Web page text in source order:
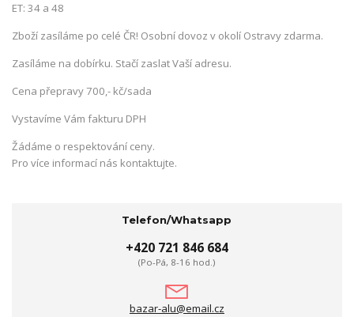
ET: 34 a 48
Zboží zasíláme po celé ČR! Osobní dovoz v okolí Ostravy zdarma.
Zasíláme na dobírku. Stačí zaslat Vaší adresu.
Cena přepravy 700,- kč/sada
Vystavíme Vám fakturu DPH
Žádáme o respektování ceny.
Pro více informací nás kontaktujte.
Telefon/Whatsapp
+420 721 846 684
(Po-Pá, 8-16 hod.)
bazar-alu@email.cz